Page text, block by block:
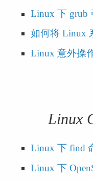
Linux 下 grub
如何将 Linux
Linux 意外操
Linux
Linux 下 find
Linux 下